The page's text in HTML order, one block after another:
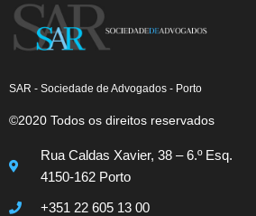
SAR - Sociedade de Advogados - Porto
©2020 Todos os direitos reservados
Rua Caldas Xavier, 38 – 6.º Esq.
4150-162 Porto
+351 22 605 13 00